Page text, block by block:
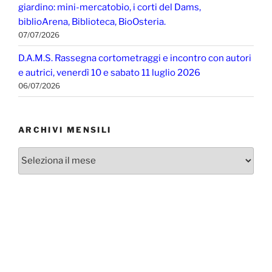
giardino: mini-mercatobio, i corti del Dams,
biblioArena, Biblioteca, BioOsteria.
07/07/2026
D.A.M.S. Rassegna cortometraggi e incontro con autori
e autrici, venerdì 10 e sabato 11 luglio 2026
06/07/2026
ARCHIVI MENSILI
Archivi